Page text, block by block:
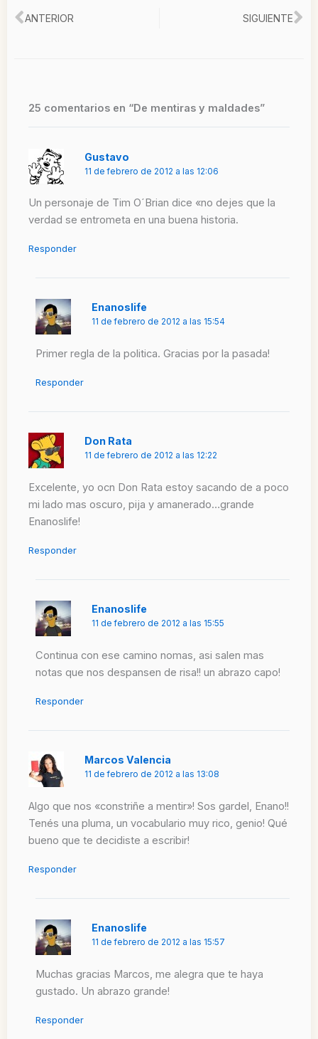
Ant
ANTERIOR SIGUIENTE
25 comentarios en “De mentiras y maldades”
Gustavo
11 de febrero de 2012 a las 12:06
Un personaje de Tim O´Brian dice «no dejes que la
verdad se entrometa en una buena historia.
Responder
Enanoslife
11 de febrero de 2012 a las 15:54
Primer regla de la politica. Gracias por la pasada!
Responder
Don Rata
11 de febrero de 2012 a las 12:22
Excelente, yo ocn Don Rata estoy sacando de a poco
mi lado mas oscuro, pija y amanerado…grande
Enanoslife!
Responder
Enanoslife
11 de febrero de 2012 a las 15:55
Continua con ese camino nomas, asi salen mas
notas que nos despansen de risa!! un abrazo capo!
Responder
Marcos Valencia
11 de febrero de 2012 a las 13:08
Algo que nos «constriñe a mentir»! Sos gardel, Enano!!
Tenés una pluma, un vocabulario muy rico, genio! Qué
bueno que te decidiste a escribir!
Responder
Enanoslife
11 de febrero de 2012 a las 15:57
Muchas gracias Marcos, me alegra que te haya
gustado. Un abrazo grande!
Responder